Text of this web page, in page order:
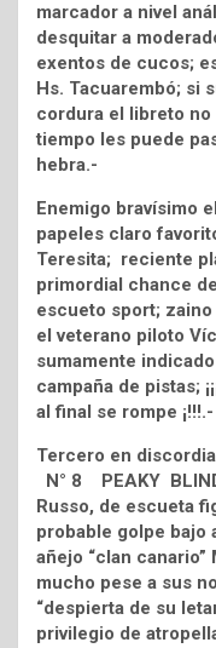
marcador a nivel
desquitar a
exentos de cucos;
Hs. Tacuarembó; si
cordura el libreto no
tiempo les puede
hebra.-
Enemigo bravísimo
papeles claro
Teresita; reciente
primordial chance
escueto sport;
el veterano piloto
sumamente
campaña de pistas;
al final se rompe ¡!!!.-
Tercero en
N° 8 PEAKY
Russo, de escueta
probable golpe bajo
añejo “clan
mucho pese a sus
“despierta de su
privilegio de